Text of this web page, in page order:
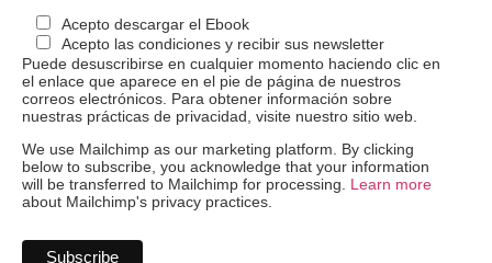
Acepto descargar el Ebook
Acepto las condiciones y recibir sus newsletter
Puede desuscribirse en cualquier momento haciendo clic en
el enlace que aparece en el pie de página de nuestros
correos electrónicos. Para obtener información sobre
nuestras prácticas de privacidad, visite nuestro sitio web.
We use Mailchimp as our marketing platform. By clicking
below to subscribe, you acknowledge that your information
will be transferred to Mailchimp for processing. Learn more
about Mailchimp's privacy practices.